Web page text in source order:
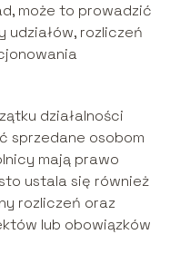
może to prowadzić
rozliczeń
działalności
sprzedane osobom
mają prawo
ustala się również
rozliczeń oraz
lub obowiązków